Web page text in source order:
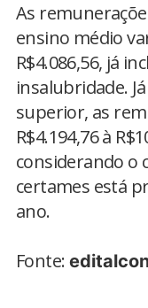
As
ensino médio
R$4.086,56, já
insalubridade.
superior, as
R$4.194,76 à
considerando o
certames está
ano.
Fonte: